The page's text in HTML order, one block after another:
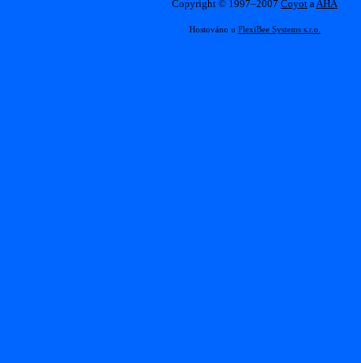
Copyright © 1997–2007 Coyot aAHA
Hostováno u FlexiBee Systems s.r.o.